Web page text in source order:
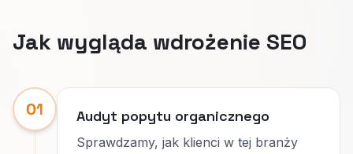
Jak wygląda wdrożenie SEO
01 Audyt popytu organicznego
Sprawdzamy, jak klienci w tej branży